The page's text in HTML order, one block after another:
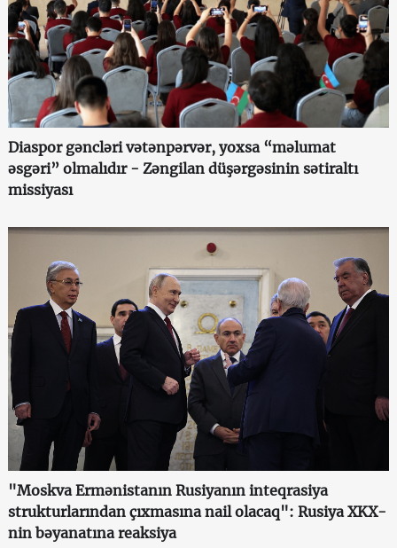
Diaspor gəncləri vətənpərvər, yoxsa “məlumat
əsgəri” olmalıdır - Zəngilan düşərgəsinin sətiraltı
missiyası
"Moskva Ermənistanın Rusiyanın inteqrasiya
strukturlarından çıxmasına nail olacaq": Rusiya XKX-
nin bəyanatına reaksiya